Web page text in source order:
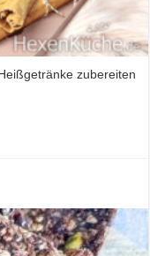
zubereiten